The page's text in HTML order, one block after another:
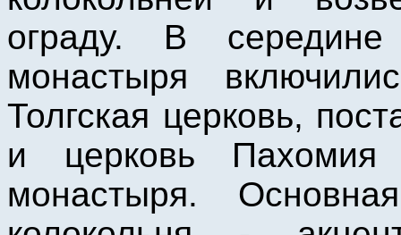
ограду. В
монастыря
Толгская церковь,
и церковь Пахомия
монастыря.